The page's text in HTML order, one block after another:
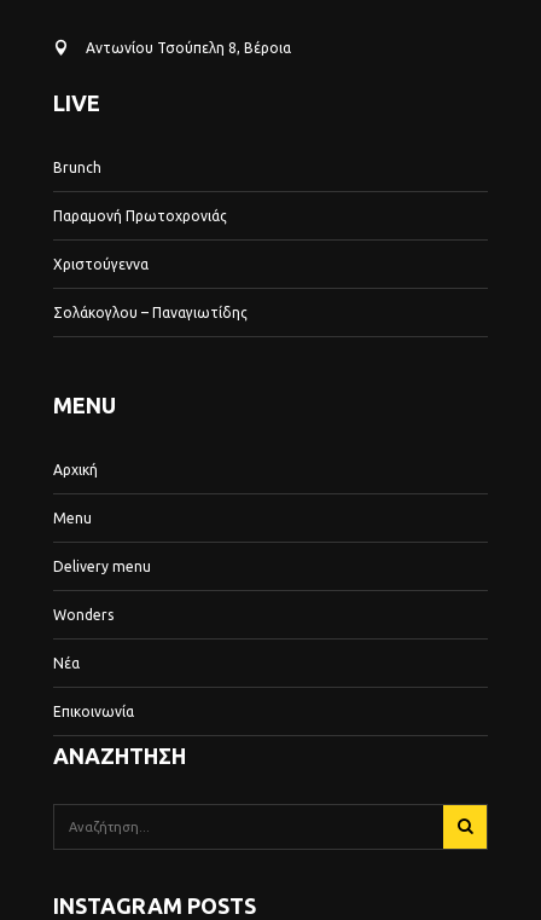
Αντωνίου Τσούπελη 8, Βέροια
LIVE
Brunch
Παραμονή Πρωτοχρονιάς
Χριστούγεννα
Σολάκογλου – Παναγιωτίδης
MENU
Αρχική
Menu
Delivery menu
Wonders
Νέα
Επικοινωνία
ΑΝΑΖΗΤΗΣΗ
INSTAGRAM POSTS